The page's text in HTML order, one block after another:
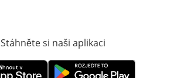
Stáhněte si naši aplikaci